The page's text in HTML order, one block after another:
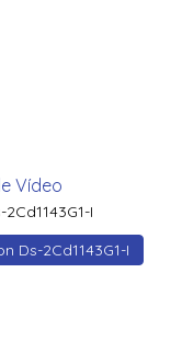
Vídeo
I
Ds-2Cd1143G1-I